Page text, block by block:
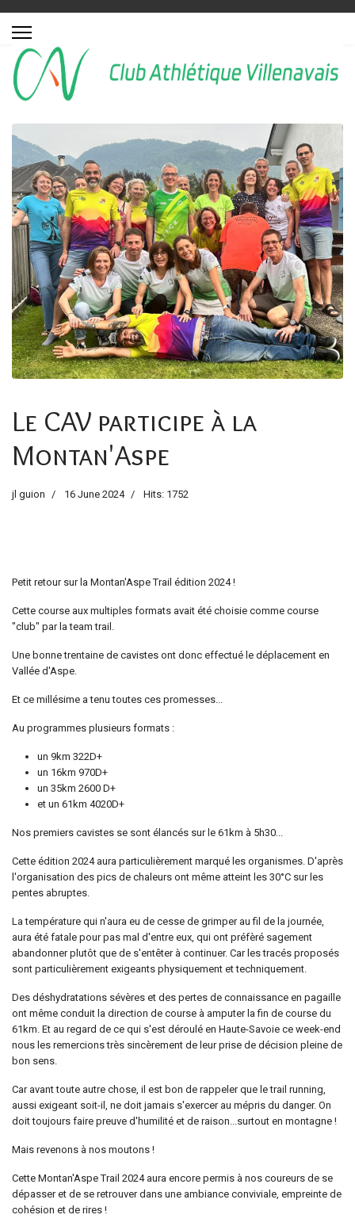
Le CAV participe à la
Montan'Aspe
jl guion 16 June 2024 Hits: 1752
Petit retour sur la Montan'Aspe Trail édition 2024 !
Cette course aux multiples formats avait été choisie comme course
"club" par la team trail.
Une bonne trentaine de cavistes ont donc effectué le déplacement en
Vallée d'Aspe.
Et ce millésime a tenu toutes ces promesses...
Au programmes plusieurs formats :
un 9km 322D+
un 16km 970D+
un 35km 2600 D+
et un 61km 4020D+
Nos premiers cavistes se sont élancés sur le 61km à 5h30...
Cette édition 2024 aura particulièrement marqué les organismes. D'après
l'organisation des pics de chaleurs ont même atteint les 30°C sur les
pentes abruptes.
La température qui n'aura eu de cesse de grimper au fil de la journée,
aura été fatale pour pas mal d'entre eux, qui ont préfèré sagement
abandonner plutôt que de s'entêter à continuer. Car les tracés proposés
sont particulièrement exigeants physiquement et techniquement.
Des déshydratations sévères et des pertes de connaissance en pagaille
ont même conduit la direction de course à amputer la fin de course du
61km. Et au regard de ce qui s'est déroulé en Haute-Savoie ce week-end
nous les remercions très sincèrement de leur prise de décision pleine de
bon sens.
Car avant toute autre chose, il est bon de rappeler que le trail running,
aussi exigeant soit-il, ne doit jamais s'exercer au mépris du danger. On
doit toujours faire preuve d'humilité et de raison...surtout en montagne !
Mais revenons à nos moutons !
Cette Montan'Aspe Trail 2024 aura encore permis à nos coureurs de se
dépasser et de se retrouver dans une ambiance conviviale, empreinte de
cohésion et de rires !